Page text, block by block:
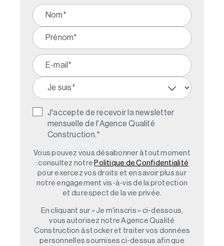
J'accepte de recevoir la newsletter
mensuelle de l'Agence Qualité
Construction. *
Vous pouvez vous désabonner à tout moment
: consultez notre Politique de Confidentialité
pour exercez vos droits et en savoir plus sur
notre engagement vis-à-vis de la protection
et du respect de la vie privée.
En cliquant sur « Je m'inscris » ci-dessous,
vous autorisez notre Agence Qualité
Construction à stocker et traiter vos données
personnelles soumises ci-dessus afin que